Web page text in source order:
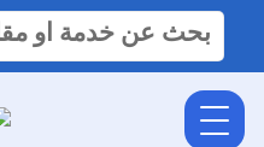
البحث
عن: